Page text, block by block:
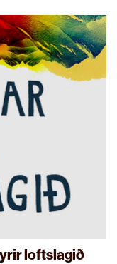
loftslagið